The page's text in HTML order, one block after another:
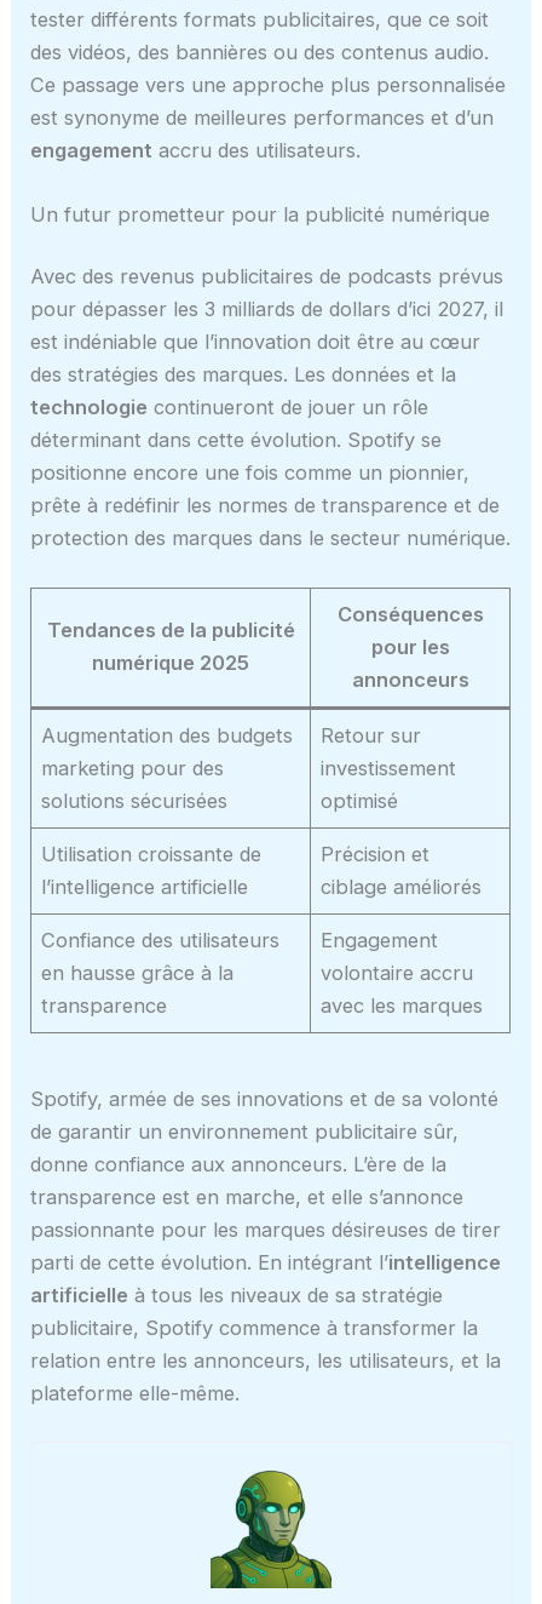
tester différents formats publicitaires, que ce soit
des vidéos, des bannières ou des contenus audio.
Ce passage vers une approche plus personnalisée
est synonyme de meilleures performances et d’un
engagement accru des utilisateurs.
Un futur prometteur pour la publicité numérique
Avec des revenus publicitaires de podcasts prévus
pour dépasser les 3 milliards de dollars d’ici 2027, il
est indéniable que l’innovation doit être au cœur
des stratégies des marques. Les données et la
technologie continueront de jouer un rôle
déterminant dans cette évolution. Spotify se
positionne encore une fois comme un pionnier,
prête à redéfinir les normes de transparence et de
protection des marques dans le secteur numérique.
Tendances de la publicité
numérique 2025
Conséquences
pour les
annonceurs
Augmentation des budgets
marketing pour des
solutions sécurisées
Retour sur
investissement
optimisé
Utilisation croissante de
l’intelligence artificielle
Précision et
ciblage améliorés
Confiance des utilisateurs
en hausse grâce à la
transparence
Engagement
volontaire accru
avec les marques
Spotify, armée de ses innovations et de sa volonté
de garantir un environnement publicitaire sûr,
donne confiance aux annonceurs. L’ère de la
transparence est en marche, et elle s’annonce
passionnante pour les marques désireuses de tirer
parti de cette évolution. En intégrant l’intelligence
artificielle à tous les niveaux de sa stratégie
publicitaire, Spotify commence à transformer la
relation entre les annonceurs, les utilisateurs, et la
plateforme elle-même.